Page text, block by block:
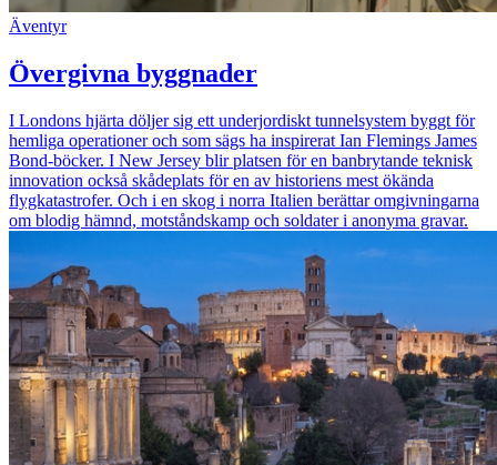
Äventyr
Övergivna byggnader
I Londons hjärta döljer sig ett underjordiskt tunnelsystem byggt för
hemliga operationer och som sägs ha inspirerat Ian Flemings James
Bond-böcker. I New Jersey blir platsen för en banbrytande teknisk
innovation också skådeplats för en av historiens mest ökända
flygkatastrofer. Och i en skog i norra Italien berättar omgivningarna
om blodig hämnd, motståndskamp och soldater i anonyma gravar.